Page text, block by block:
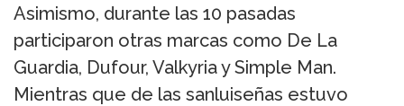
Asimismo, durante las 10 pasadas
participaron otras marcas como De La
Guardia, Dufour, Valkyria y Simple Man.
Mientras que de las sanluiseñas estuvo